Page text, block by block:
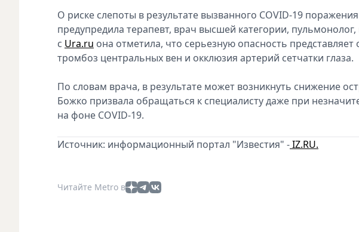
О риске слепоты в результате вызванного COVID-19
предупредила терапевт, врач высшей категории,
с Ura.ru она отметила, что серьезную опасность
тромбоз центральных вен и окклюзия артерий сетчатки глаза.
По словам врача, в результате может возникнуть снижение
Божко призвала обращаться к специалисту даже при
на фоне COVID-19.
Источник: информационный портал "Известия" -IZ.RU.
Читайте Metro в